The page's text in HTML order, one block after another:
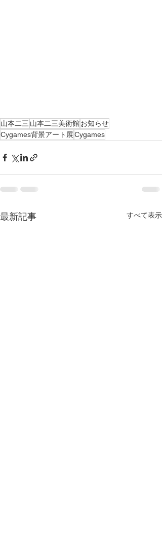
山本二三 山本二三美術館お知らせ
Cygames背景アート展Cygames
最新記事 すべて表示